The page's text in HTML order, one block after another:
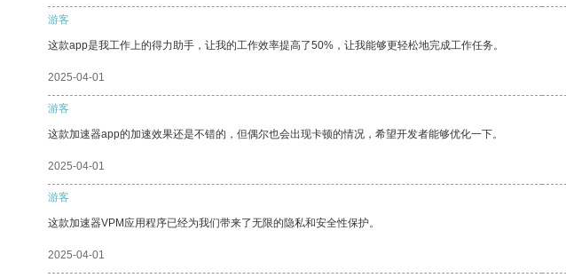
游客
这款app是我工作上的得力助手，让我的工作效率提高了50%，让我能够更轻松地完成工作任务。
2025-04-01
游客
这款加速器app的加速效果还是不错的，但偶尔也会出现卡顿的情况，希望开发者能够优化一下。
2025-04-01
游客
这款加速器VPM应用程序已经为我们带来了无限的隐私和安全性保护。
2025-04-01